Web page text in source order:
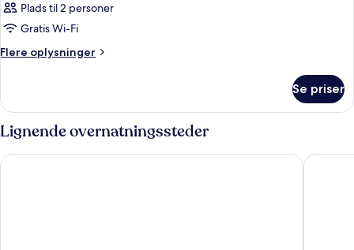
Plads til 2 personer
Gratis Wi-Fi
Flere oplysninger
Flere
Se priser
Lignende overnatningssteder
The Social Hub Florence Belfiore Villa